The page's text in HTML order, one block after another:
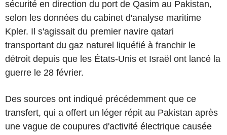
sécurité en direction du port de Qasim au Pakistan,
selon les données du cabinet d'analyse maritime
Kpler. Il s'agissait du premier navire qatari
transportant du gaz naturel liquéfié à franchir le
détroit depuis que les États-Unis et Israël ont lancé la
guerre le 28 février.
Des sources ont indiqué précédemment que ce
transfert, qui a offert un léger répit au Pakistan après
une vague de coupures d'activité électrique causée